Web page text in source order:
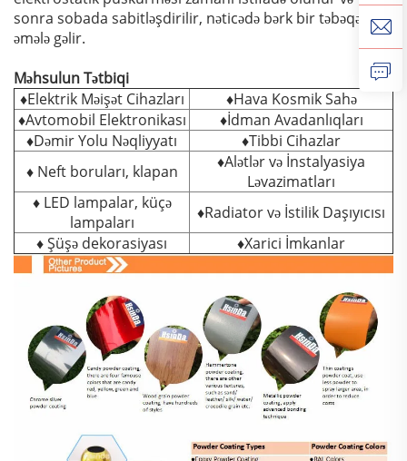
sonra sobada sabitləşdirilir, nəticədə bərk bir təbəqə
əmələ gəlir.
Məhsulun Tətbiqi
♦Elektrik Məişət Cihazları
♦Hava Kosmik Sahə
♦Avtomobil Elektronikası
♦İdman Avadanlıqları
♦Dəmir Yolu Nəqliyyatı
♦Tibbi Cihazlar
♦ Neft boruları, klapan
♦Alətlər və İnstalyasiya
Ləvazimatları
♦ LED lampalar, küçə
lampaları
♦Radiator və İstilik Daşıyıcısı
♦ Şüşə dekorasiyası
♦Xarici İmkanlar